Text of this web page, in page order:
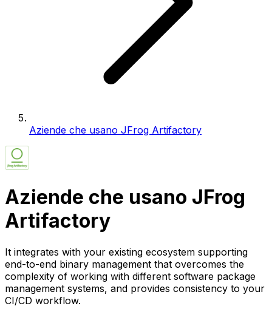
Aziende che usano JFrog Artifactory
Aziende che usano JFrog
Artifactory
It integrates with your existing ecosystem supporting
end-to-end binary management that overcomes the
complexity of working with different software package
management systems, and provides consistency to your
CI/CD workflow.